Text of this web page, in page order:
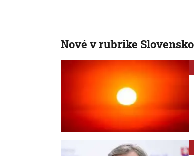
Nové v rubrike Slovensko